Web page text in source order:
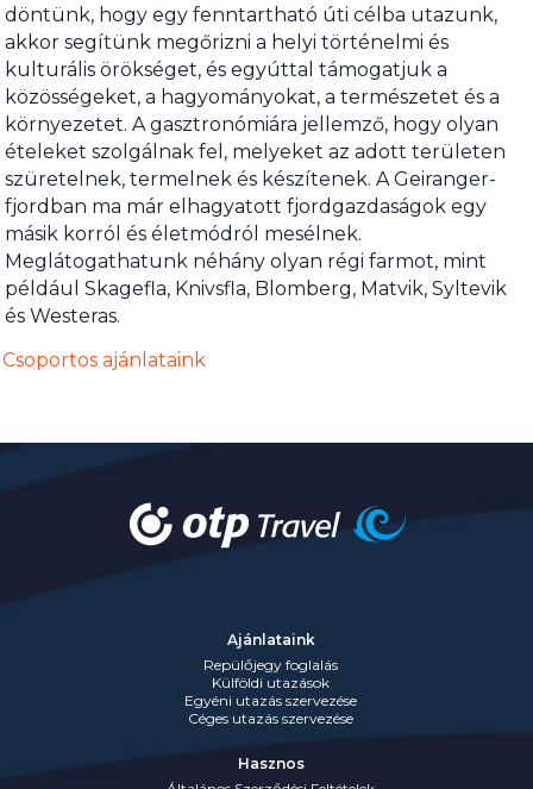
döntünk, hogy egy fenntartható úti célba utazunk,
akkor segítünk megőrizni a helyi történelmi és
kulturális örökséget, és egyúttal támogatjuk a
közösségeket, a hagyományokat, a természetet és a
környezetet. A gasztronómiára jellemző, hogy olyan
ételeket szolgálnak fel, melyeket az adott területen
szüretelnek, termelnek és készítenek. A Geiranger-
fjordban ma már elhagyatott fjordgazdaságok egy
másik korról és életmódról mesélnek.
Meglátogathatunk néhány olyan régi farmot, mint
például Skagefla, Knivsfla, Blomberg, Matvik, Syltevik
és Westeras.
Csoportos ajánlataink
Ajánlataink
Repülőjegy foglalás
Külföldi utazások
Egyéni utazás szervezése
Céges utazás szervezése
Hasznos